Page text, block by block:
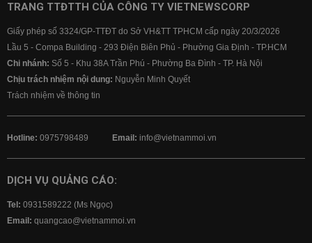
TRANG TTĐTTH CỦA CÔNG TY VIETNEWSCORP
Giấy phép số 3324/GP-TTĐT do Sở VH&TT TPHCM cấp ngày 20/3/2026
Lầu 5 - Compa Building - 293 Điện Biên Phủ - Phường Gia Định - TP.HCM
Chi nhánh: Số 5 - Khu 38A Trần Phú - Phường Ba Đình - TP. Hà Nội
Chịu trách nhiệm nội dung: Nguyễn Minh Quyết
Trách nhiệm về thông tin
Hotline: 0975798489 Email: info@vietnammoi.vn
DỊCH VỤ QUẢNG CÁO:
Tel: 0931589222 (Ms Ngọc)
Email: quangcao@vietnammoi.vn